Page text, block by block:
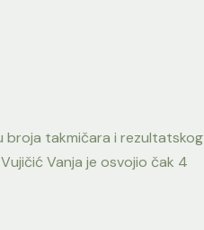
broja takmičara i rezultatskog
Vanja je osvojio čak 4